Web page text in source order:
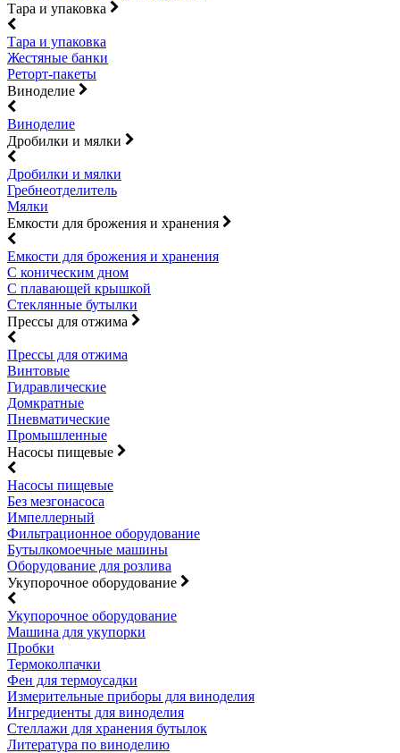
Тара и упаковка
Тара и упаковка
Жестяные банки
Реторт-пакеты
Виноделие
Виноделие
Дробилки и мялки
Дробилки и мялки
Гребнеотделитель
Мялки
Емкости для брожения и хранения
Емкости для брожения и хранения
С коническим дном
С плавающей крышкой
Стеклянные бутылки
Прессы для отжима
Прессы для отжима
Винтовые
Гидравлические
Домкратные
Пневматические
Промышленные
Насосы пищевые
Насосы пищевые
Без мезгонасоса
Импеллерный
Фильтрационное оборудование
Бутылкомоечные машины
Оборудование для розлива
Укупорочное оборудование
Укупорочное оборудование
Машина для укупорки
Пробки
Термоколпачки
Фен для термоусадки
Измерительные приборы для виноделия
Ингредиенты для виноделия
Стеллажи для хранения бутылок
Литература по виноделию